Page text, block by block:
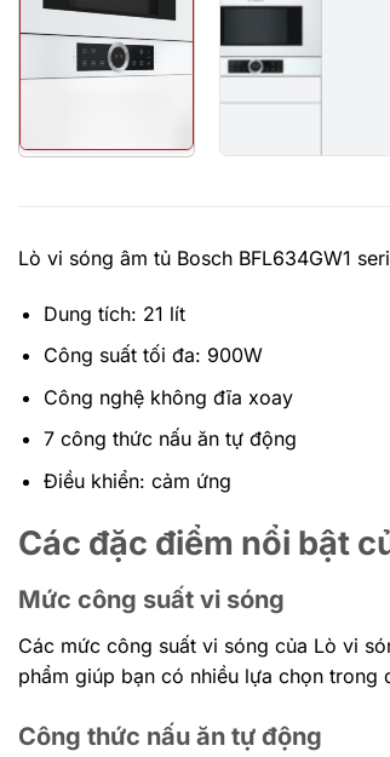
Lò vi sóng âm tủ Bosch BFL634GW1
Dung tích: 21 lít
Công suất tối đa: 900W
Công nghệ không đĩa xoay
7 công thức nấu ăn tự động
Điều khiển: cảm ứng
Các đặc điểm nổi bật
Mức công suất vi sóng
Các mức công suất vi sóng của Lò vi
phẩm giúp bạn có nhiều lựa chọn trong
Công thức nấu ăn tự động